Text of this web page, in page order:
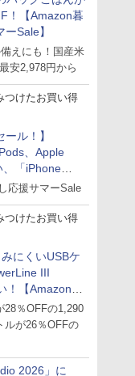
！【Amazon暮
Sale】
えにも！国産米
安2,978円から
つけたお買い得
ール！】
、Apple
、「iPhone
が139,800円な
応援サマーSale
つけたお買い得
にくいUSBケ
III
！【Amazon暮
ーSale】
28％OFFの1,290
ルが26％OFFの
2026」に